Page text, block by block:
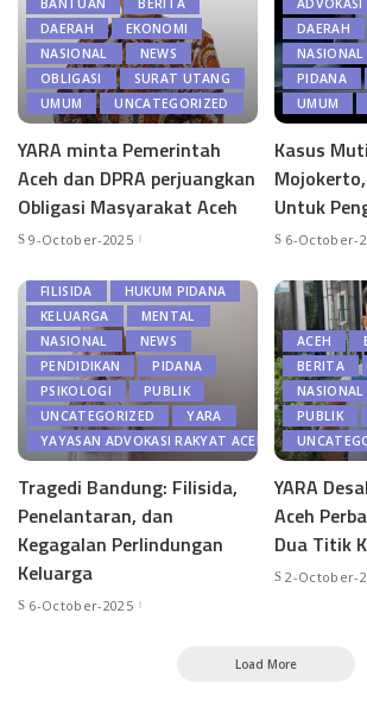
DAERAH
EKONOMI
NASIONAL
NEWS
OBLIGASI
SURAT UTANG
UMUM
UNCATEGORIZED
YARA minta Pemerintah
Aceh dan DPRA perjuangkan
Obligasi Masyarakat Aceh
9-October-2025
DAERAH
NASIONAL
PIDANA
UMUM
Kasus
Untuk
6-October-
FILISIDA
HUKUM PIDANA
KELUARGA
MENTAL
NASIONAL
NEWS
PENDIDIKAN
PIDANA
PSIKOLOGI
PUBLIK
UNCATEGORIZED
YARA
YAYASAN ADVOKASI RAKYAT ACEH
Tragedi Bandung: Filisida,
Penelantaran, dan
Kegagalan Perlindungan
Keluarga
6-October-2025
ACEH
BERITA
NASIONAL
PUBLIK
YARA
Aceh
Dua Titik
2-October-
Load More